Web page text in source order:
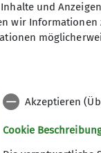
spannende
so
entlang
und
von
und
wir
Akzeptieren
Cookie